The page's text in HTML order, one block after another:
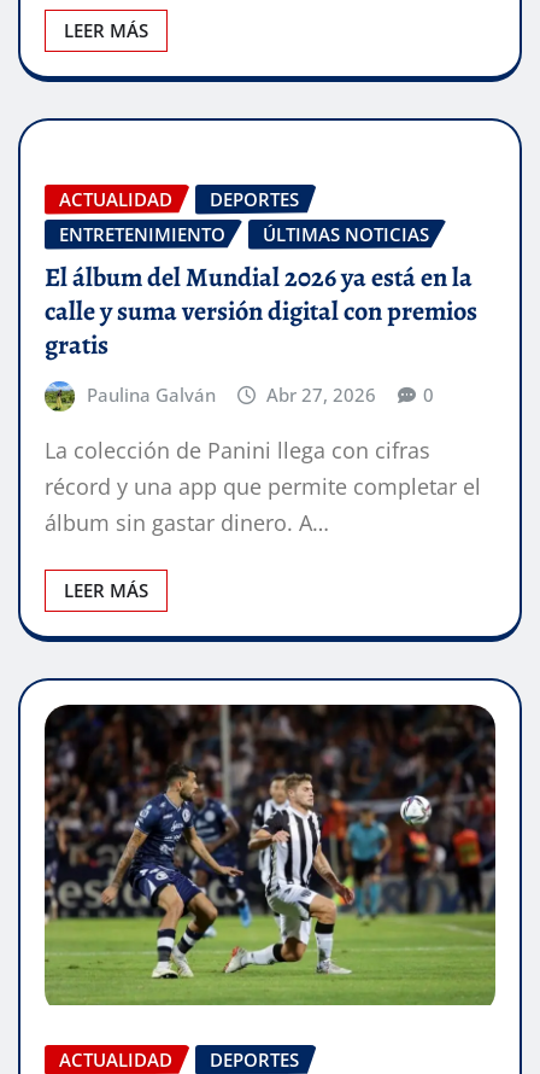
LEER MÁS
ACTUALIDAD
DEPORTES
ENTRETENIMIENTO
ÚLTIMAS NOTICIAS
El álbum del Mundial 2026 ya está en la
calle y suma versión digital con premios
gratis
Paulina Galván Abr 27, 2026 0
La colección de Panini llega con cifras
récord y una app que permite completar el
álbum sin gastar dinero. A…
LEER MÁS
ACTUALIDAD
DEPORTES